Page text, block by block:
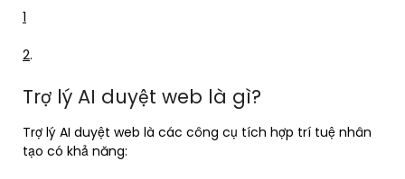
1
2.
Trợ lý AI duyệt web là gì?
Trợ lý AI duyệt web là các công cụ tích hợp trí tuệ nhân
tạo có khả năng: